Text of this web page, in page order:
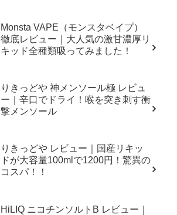
Monsta VAPE（モンスタベイプ）
徹底レビュー｜大人気の激甘濃厚リ
キッド全種類吸ってみました！
りきっどや 神メンソール極 レビュ
ー｜辛口でドライ！喉を突き刺す衝
撃メンソール
りきっどや レビュー｜国産リキッ
ドが大容量100mlで1200円！驚異の
コスパ！！
HiLIQ ニコチンソルトB レビュー｜